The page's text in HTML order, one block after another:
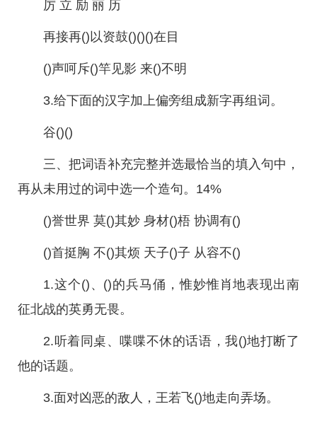
厉 立 励 丽 历
再接再()以资鼓()()()在目
()声呵斥()竿见影 来()不明
3.给下面的汉字加上偏旁组成新字再组词。
谷()()
三、把词语补充完整并选最恰当的填入句中，
再从未用过的词中选一个造句。14%
()誉世界 莫()其妙 身材()梧 协调有()
()首挺胸 不()其烦 天子()子 从容不()
1.这个()、()的兵马俑，惟妙惟肖地表现出南
征北战的英勇无畏。
2.听着同桌、喋喋不休的话语，我()地打断了
他的话题。
3.面对凶恶的敌人，王若飞()地走向弄场。